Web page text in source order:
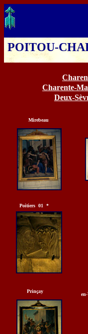
POITOU-
Cliquer
Charente-
Deux-
Mirebeau
Poitiers 01 *
Prinçay